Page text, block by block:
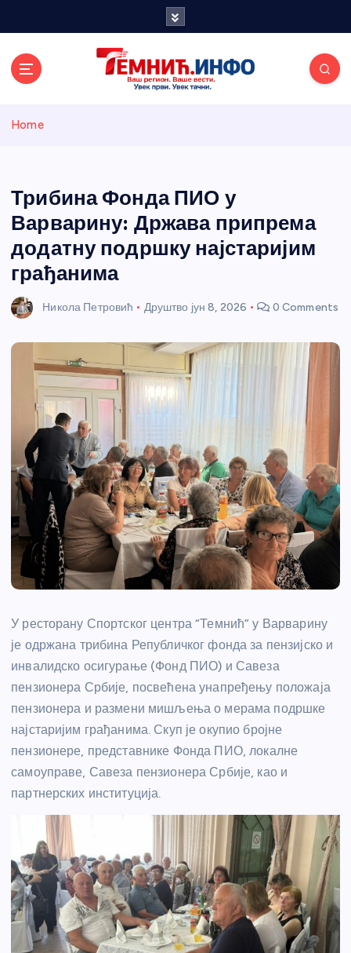
и портал
Home
Трибина Фонда ПИО у
Варварину: Држава припрема
додатну подршку најстаријим
грађанима
Никола Петровић Друштво јун 8, 2026 0 Comments
У ресторану Спортског центра “Темнић” у Варварину
је одржана трибина Републичког фонда за пензијско и
инвалидско осигурање (Фонд ПИО) и Савеза
пензионера Србије, посвећена унапређењу положаја
пензионера и размени мишљења о мерама подршке
најстаријим грађанима. Скуп је окупио бројне
пензионере, представнике Фонда ПИО, локалне
самоуправе, Савеза пензионера Србије, као и
партнерских институција.